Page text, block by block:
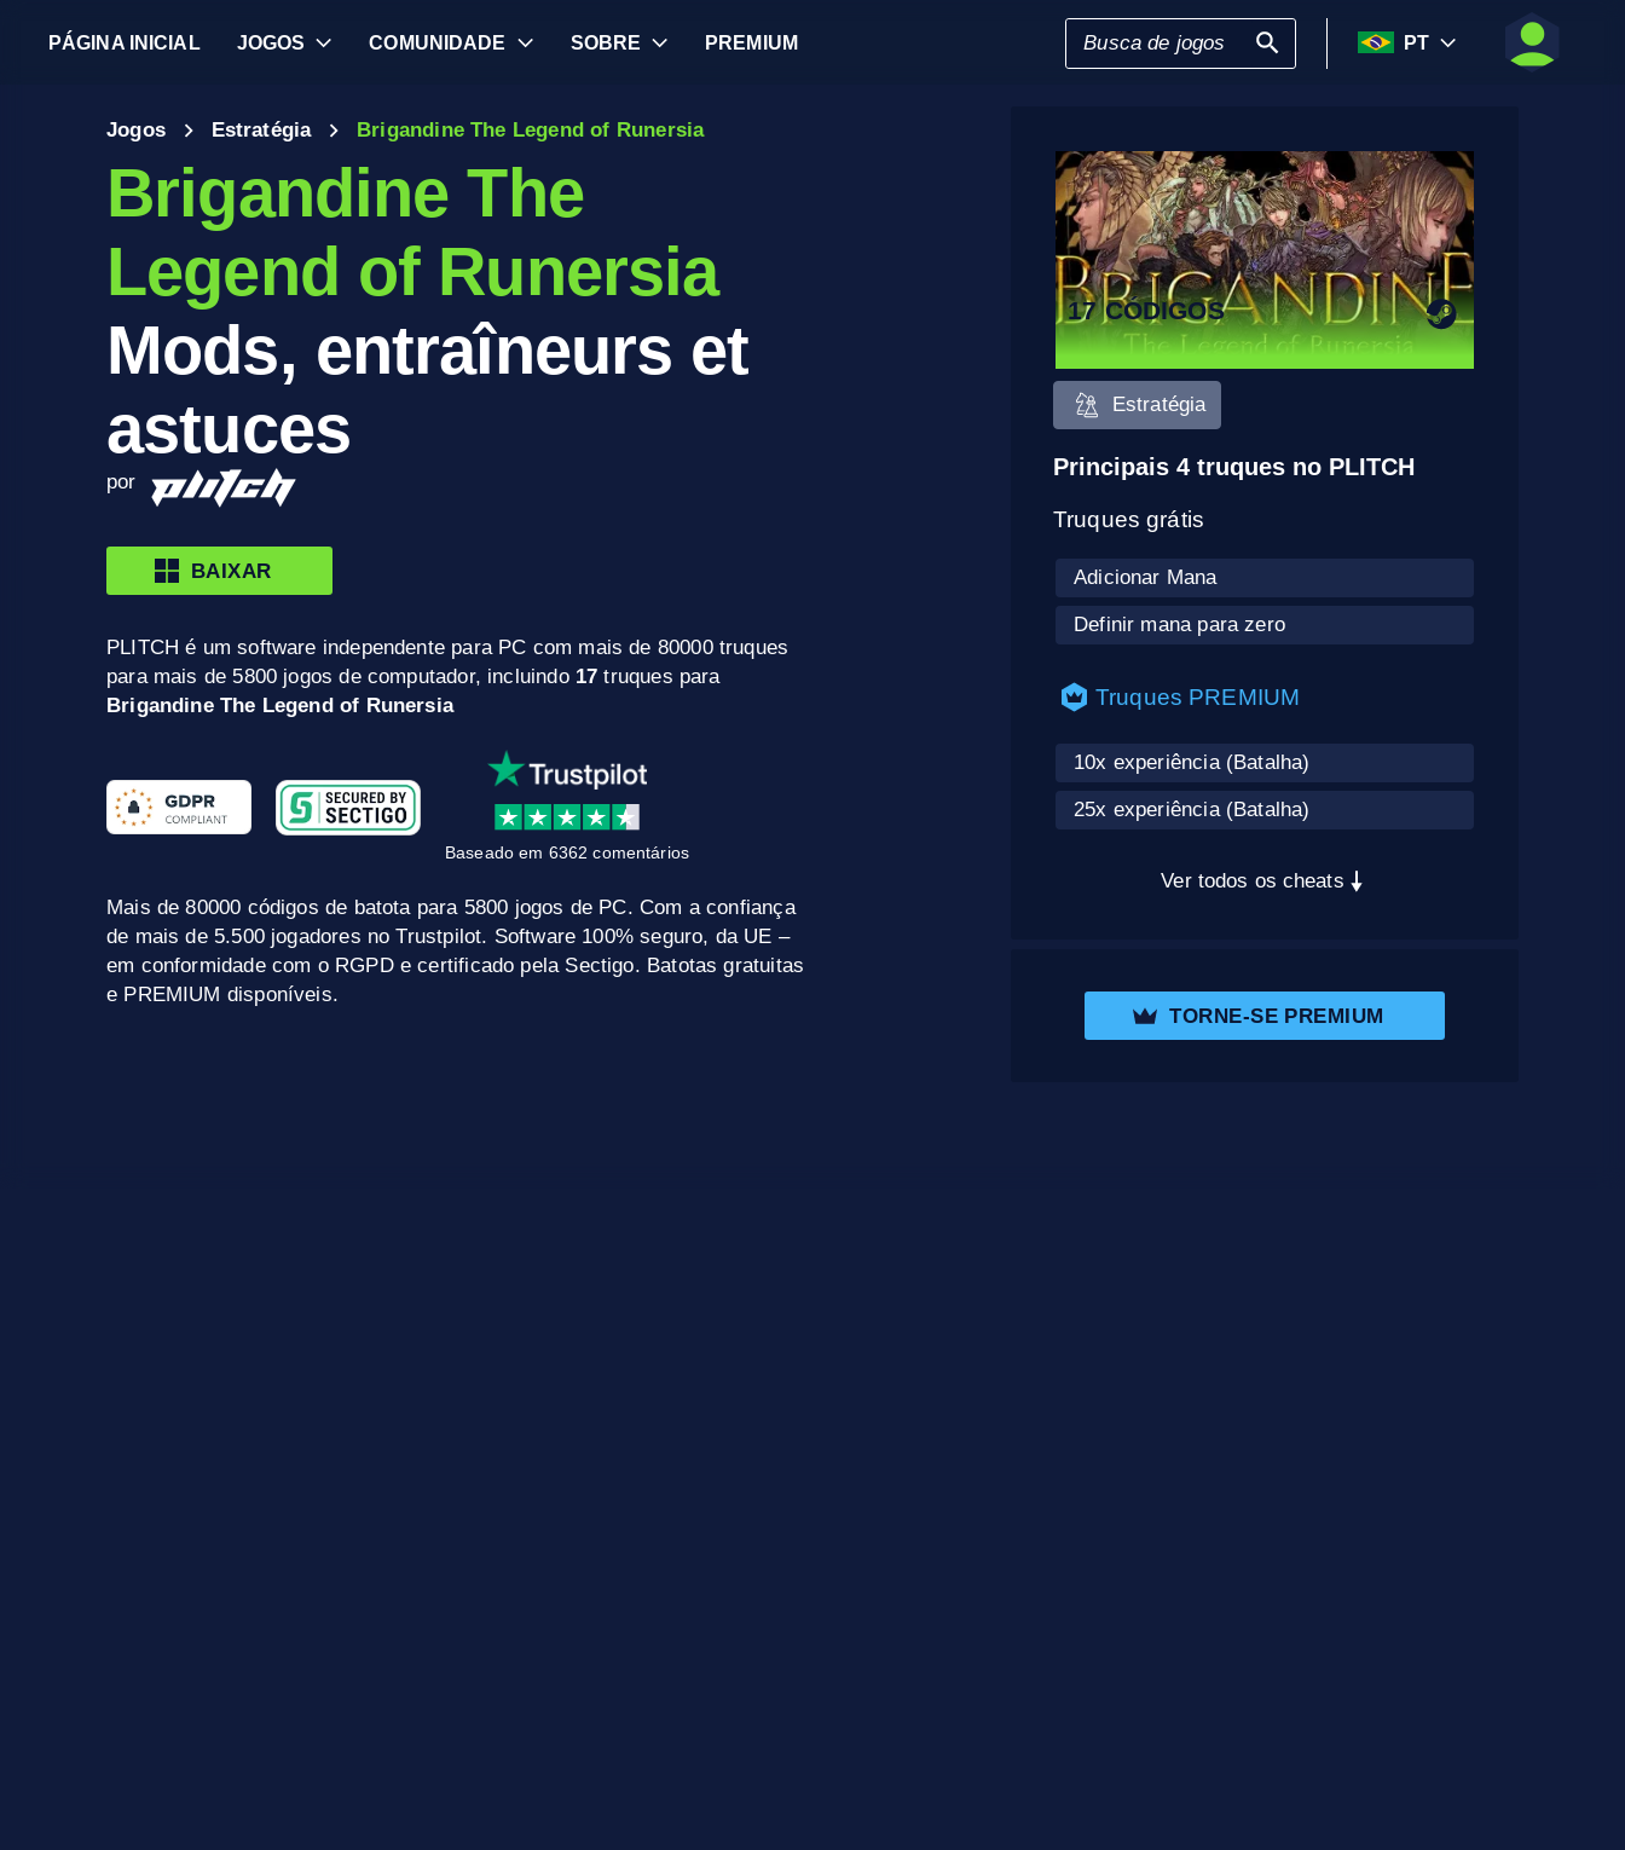
PÁGINA INICIAL JOGOS COMUNIDADE SOBRE PREMIUM PT
Jogos Estratégia Brigandine The Legend of Runersia
Brigandine The
Legend of Runersia
Mods, entraîneurs et
astuces
por
BAIXAR
PLITCH é um software independente para PC com mais de 80000 truques
para mais de 5800 jogos de computador, incluindo 17 truques para
Brigandine The Legend of Runersia
Baseado em 6362 comentários
Mais de 80000 códigos de batota para 5800 jogos de PC. Com a confiança
de mais de 5.500 jogadores no Trustpilot. Software 100% seguro, da UE –
em conformidade com o RGPD e certificado pela Sectigo. Batotas gratuitas
e PREMIUM disponíveis.
17 CÓDIGOS
Estratégia
Principais 4 truques no PLITCH
Truques grátis
Adicionar Mana
Definir mana para zero
Truques PREMIUM
10x experiência (Batalha)
25x experiência (Batalha)
Ver todos os cheats
TORNE-SE PREMIUM